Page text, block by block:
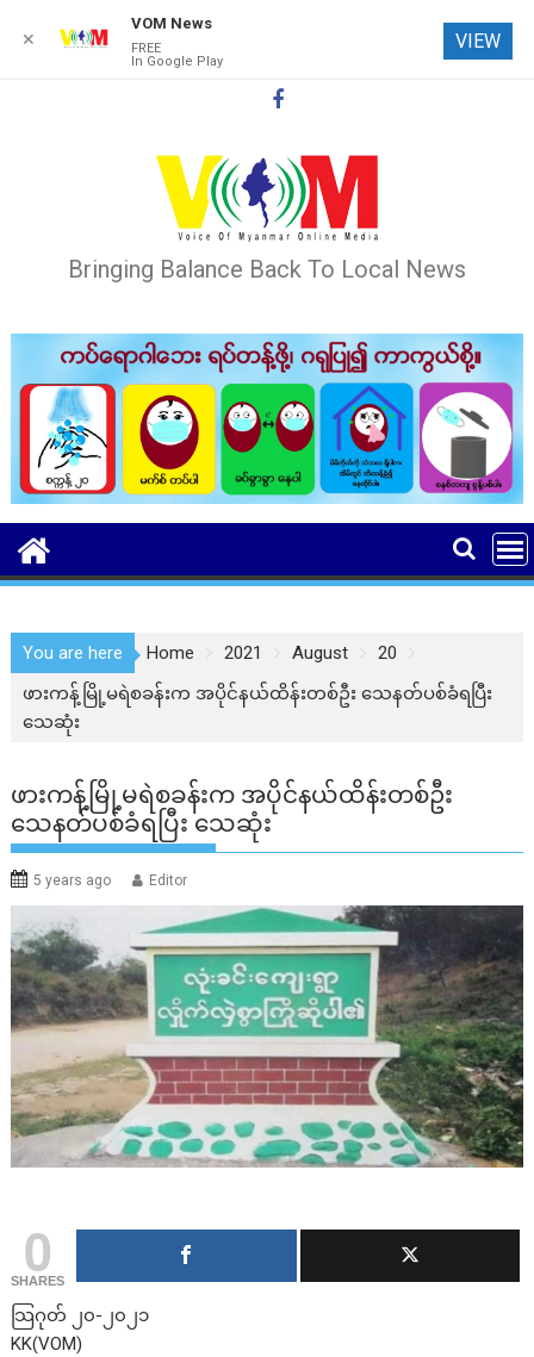
Bringing Balance Back To Local News
You are here Home 2021 August
20
ဖားကန့်မြို့မရဲစခန်းက အပိုင်နယ်ထိန်းတစ်ဦး သေနတ်ပစ်ခံရပြီး
သေဆုံး
ဖားကန့်မြို့မရဲစခန်းက အပိုင်နယ်ထိန်းတစ်ဦး
သေနတ်ပစ်ခံရပြီး သေဆုံး
5 years ago Editor
0
SHARES
သြဂုတ် ၂၀-၂၀၂၁
KK(VOM)
✕
VOM News
FREE
In Google Play
VIEW